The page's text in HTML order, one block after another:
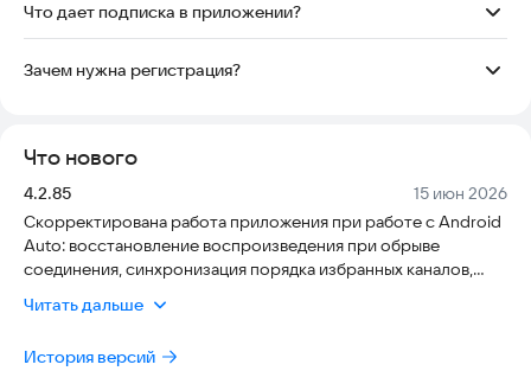
Что дает подписка в приложении?
Подписка отключает баннерную и звуковую рекламу перед
воспроизведением каналов или подкастов.
Зачем нужна регистрация?
используете сервис на разных устройствах
(Android/iOS/Web)
Что нового
Версия:
4.2.85 Дата:
15 июн 2026
Скорректирована работа приложения при работе с Android
Auto: восстановление воспроизведения при обрыве
соединения, синхронизация порядка избранных каналов,
Ряд небольших фиксов и улучшений.
Читать дальше
История версий